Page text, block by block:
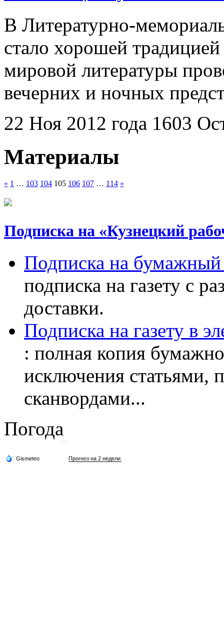
В Литературно-
стало хорошей
мировой литературы
вечерних и ночных
22 Ноя 2012 года 1603
Материалы
« 1 … 103 104 105 106 107 … 114 »
Подписка на «Кузнецкий
Подписка на бумажный
подписка на газету с
доставки.
Подписка на газету в
: полная копия
исключения статьями,
сканвордами...
Погода